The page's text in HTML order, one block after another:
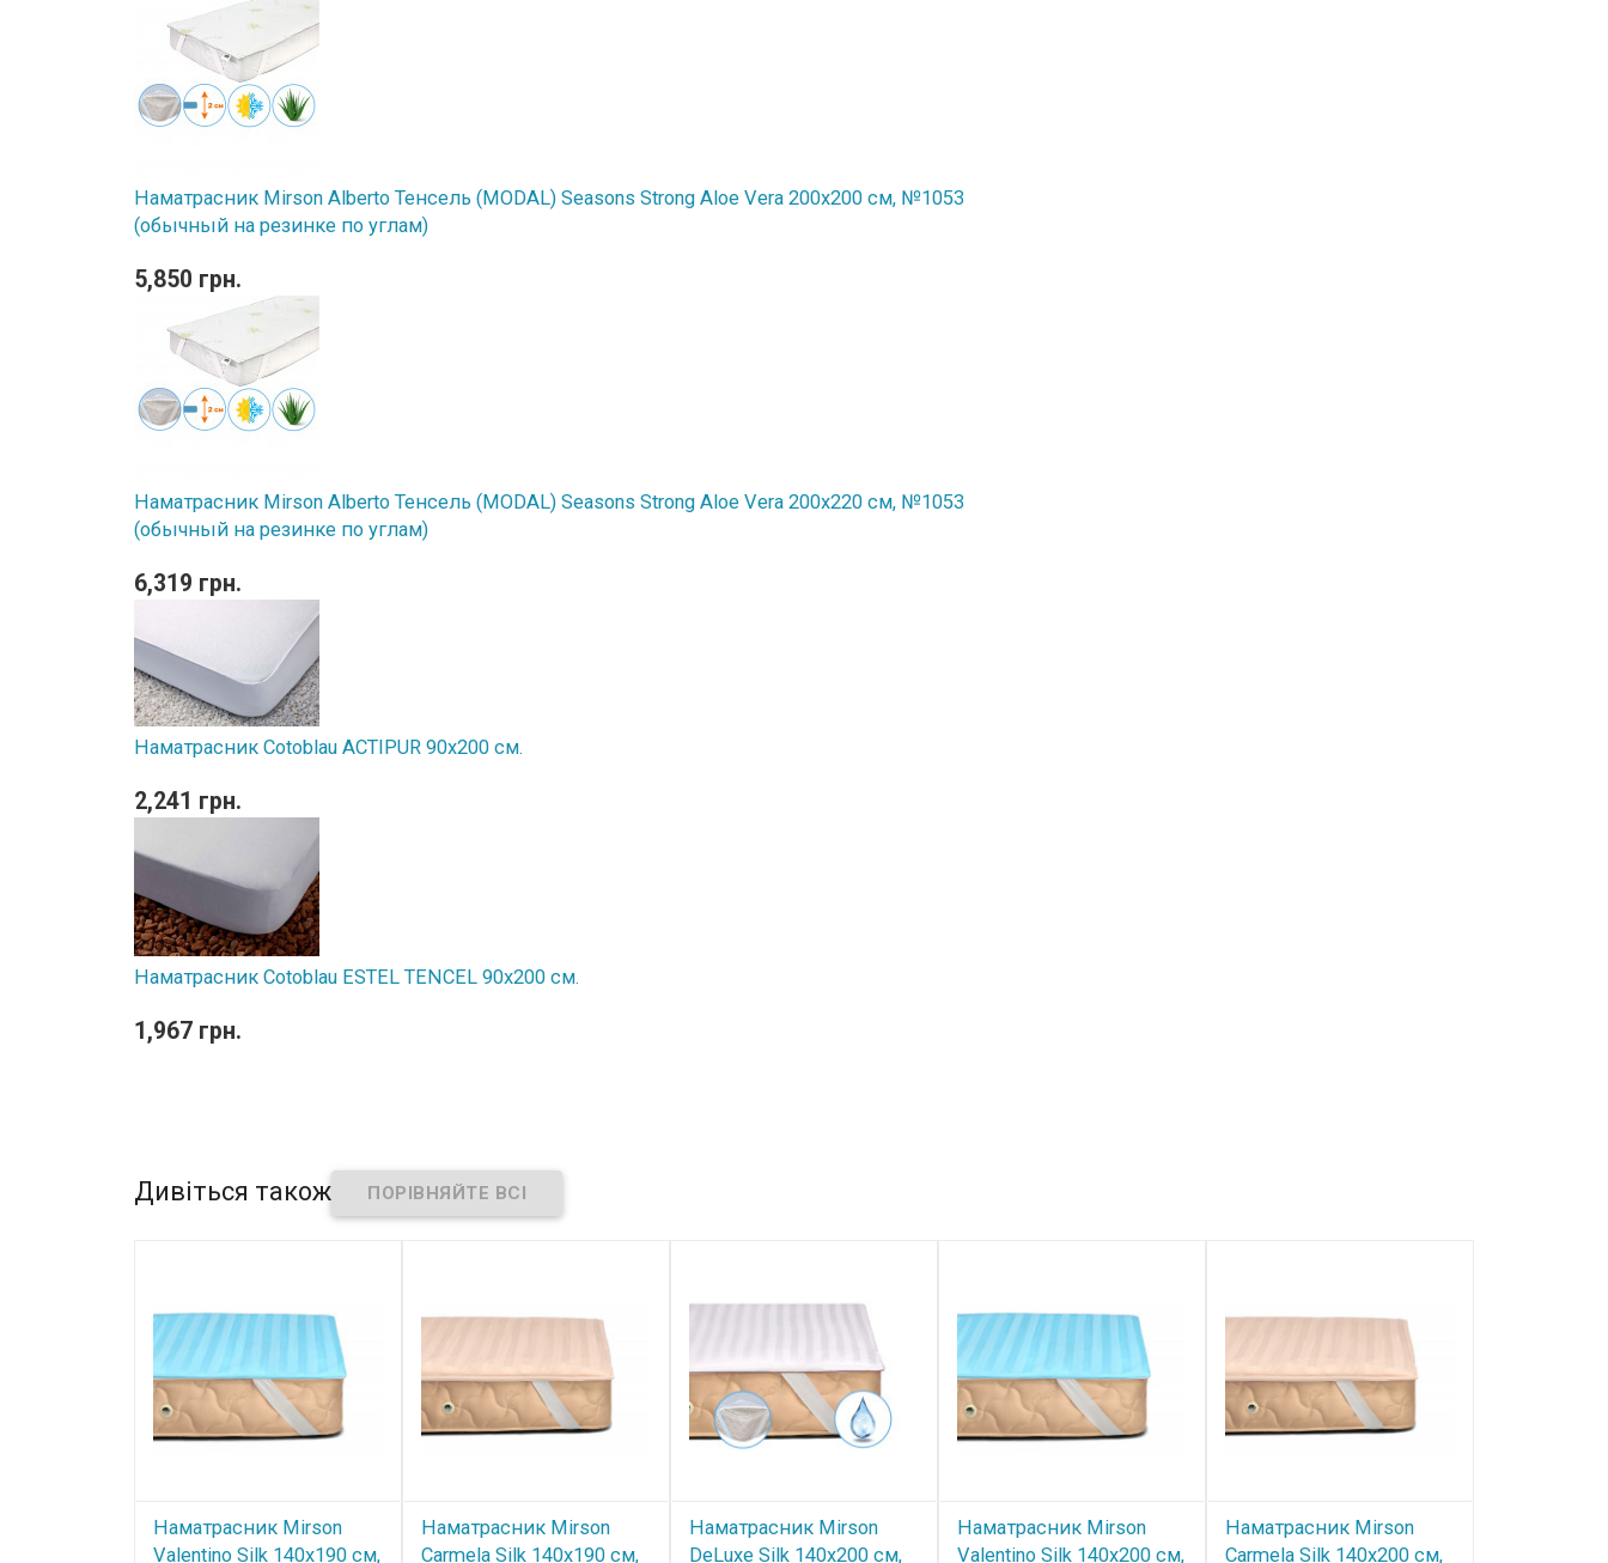
Наматрасник Mirson Alberto Тенсель (MODAL) Seasons Strong Aloe Vera 200x200 см, №1053
(обычный на резинке по углам)
5,850 грн.
Наматрасник Mirson Alberto Тенсель (MODAL) Seasons Strong Aloe Vera 200x220 см, №1053
(обычный на резинке по углам)
6,319 грн.
Наматрасник Cotoblau ACTIPUR 90х200 см.
2,241 грн.
Наматрасник Cotoblau ESTEL TENCEL 90х200 см.
1,967 грн.
Дивіться також
Наматрасник Mirson
Valentino Silk 140x190 см,
Наматрасник Mirson
Carmela Silk 140x190 см,
Наматрасник Mirson
DeLuxe Silk 140x200 см,
Наматрасник Mirson
Valentino Silk 140x200 см,
Наматрасник Mirson
Carmela Silk 140x200 см,